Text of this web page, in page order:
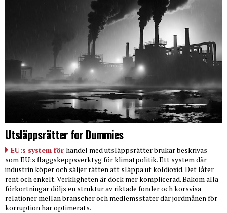
Utsläppsrätter for Dummies
EU:s system för handel med utsläppsrätter brukar beskrivas
som EU:s flaggskeppsverktyg för klimatpolitik. Ett system där
industrin köper och säljer rätten att släppa ut koldioxid. Det låter
rent och enkelt. Verkligheten är dock mer komplicerad. Bakom alla
förkortningar döljs en struktur av riktade fonder och korsvisa
relationer mellan branscher och medlemsstater där jordmånen för
korruption har optimerats.